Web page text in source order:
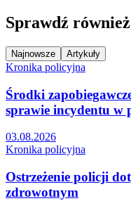
Sprawdź również
Najnowsze Artykuły
Kronika policyjna
Środki
sprawie incydentu w
03.08.2026
Kronika policyjna
Ostrzeżenie policji
zdrowotnym